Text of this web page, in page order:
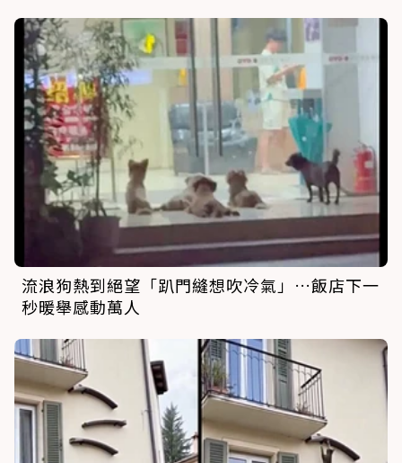
流浪狗熱到絕望「趴門縫想吹冷氣」…飯店下一
秒暖舉感動萬人